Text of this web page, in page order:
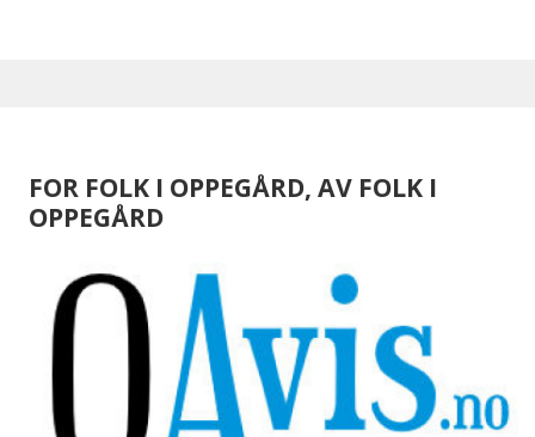
FOR FOLK I OPPEGÅRD, AV FOLK I
OPPEGÅRD